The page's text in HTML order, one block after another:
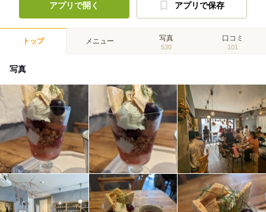
アプリで開く アプリで保存
トップ メニュー 写真
530
口コミ
101
写真